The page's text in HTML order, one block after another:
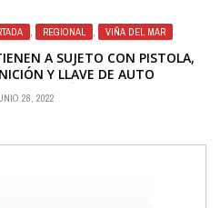
, REGIONAL , VIÑA DEL MAR
A SUJETO CON PISTOLA,
Y LLAVE DE AUTO
EN VIÑA DEL MAR
28, 2022